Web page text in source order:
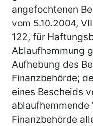
angefochtenen
vom 5.10.2004,
122, für
Ablaufhemmung
Aufhebung des
Finanzbehörde;
eines Bescheids
ablaufhemmende
Finanzbehörde